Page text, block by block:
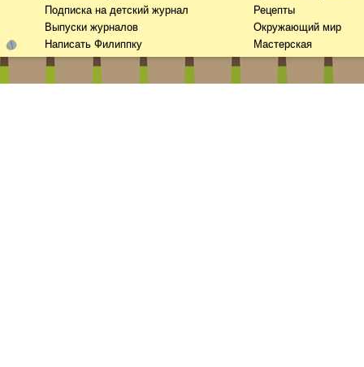
Подписка на детский журнал
Выпуски журналов
Написать Филиппку
Рецепты
Окружающий мир
Мастерская